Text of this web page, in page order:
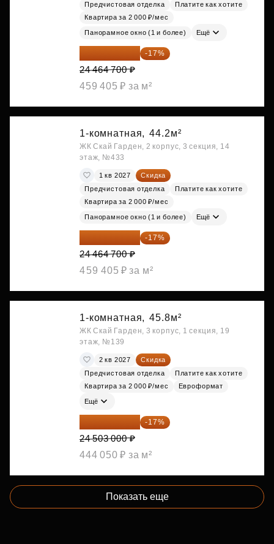
Предчистовая отделка
Платите как хотите
Квартира за 2 000 ₽/мес
Панорамное окно (1 и более) Ещё
20 305 701 ₽ -17%
24 464 700 ₽
459 405 ₽ за м²
1-комнатная, 44.2м²
ЖК Скай Гарден, 2 корпус, 3 секция, 14
этаж, №433
1 кв 2027
Скидка
Предчистовая отделка
Платите как хотите
Квартира за 2 000 ₽/мес
Панорамное окно (1 и более) Ещё
20 305 701 ₽ -17%
24 464 700 ₽
459 405 ₽ за м²
1-комнатная, 45.8м²
ЖК Скай Гарден, 3 корпус, 1 секция, 19
этаж, №139
2 кв 2027
Скидка
Предчистовая отделка
Платите как хотите
Квартира за 2 000 ₽/мес
Евроформат
Ещё
20 337 490 ₽ -17%
24 503 000 ₽
444 050 ₽ за м²
Показать еще